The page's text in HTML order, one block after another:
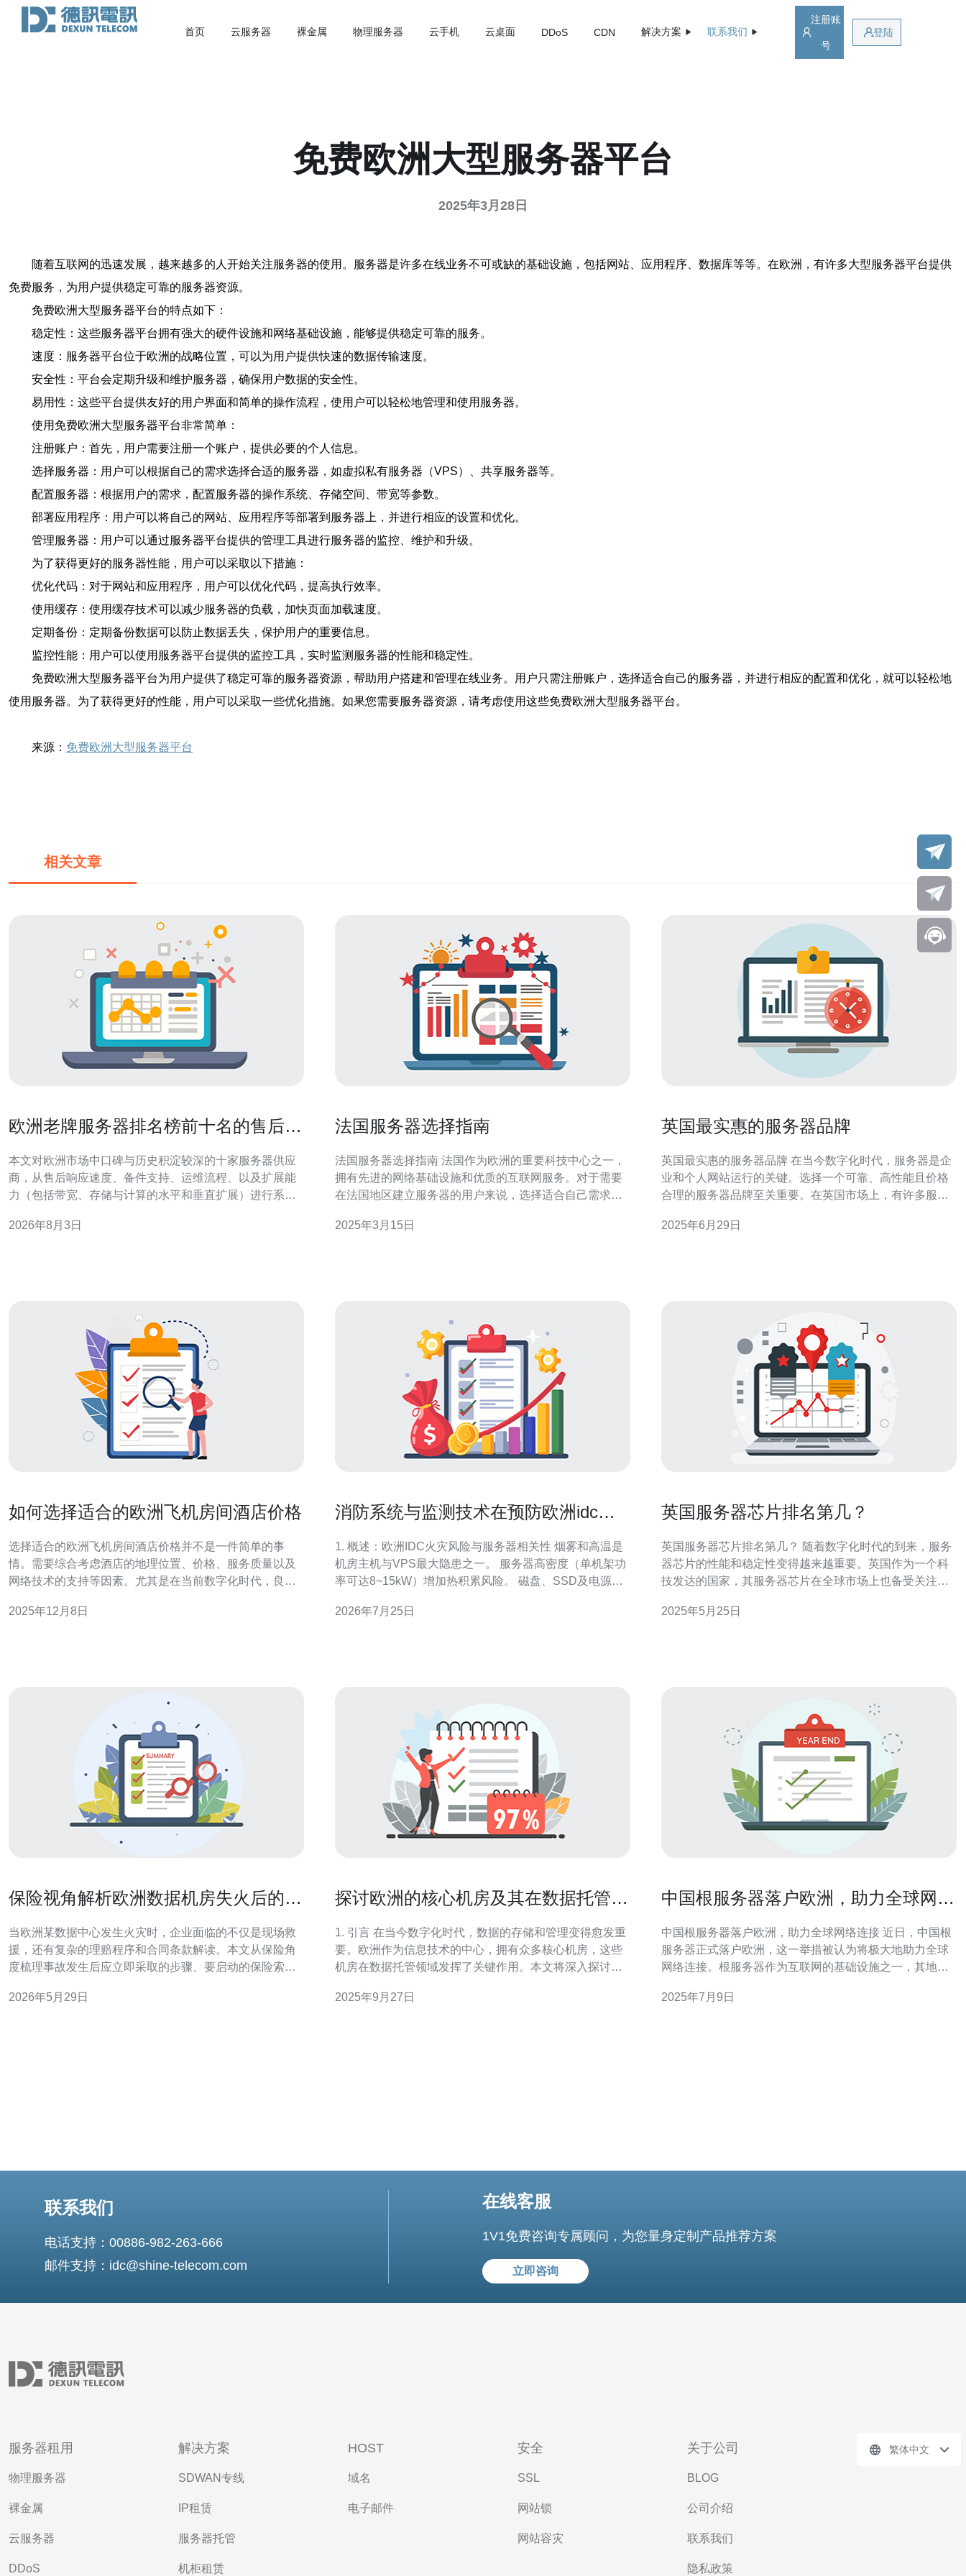
首页 云服务器 裸金属 物理服务器 云手机 云桌面 DDoS CDN 解决方案 联系我们
注册账
号
登陆
免费欧洲大型服务器平台
2025年3月28日
随着互联网的迅速发展，越来越多的人开始关注服务器的使用。服务器是许多在线业务不可或缺的基础设施，包括网站、应用程序、数据库等等。在欧洲，有许多大型服务器平台提供
免费服务，为用户提供稳定可靠的服务器资源。
免费欧洲大型服务器平台的特点如下：
稳定性：这些服务器平台拥有强大的硬件设施和网络基础设施，能够提供稳定可靠的服务。
速度：服务器平台位于欧洲的战略位置，可以为用户提供快速的数据传输速度。
安全性：平台会定期升级和维护服务器，确保用户数据的安全性。
易用性：这些平台提供友好的用户界面和简单的操作流程，使用户可以轻松地管理和使用服务器。
使用免费欧洲大型服务器平台非常简单：
注册账户：首先，用户需要注册一个账户，提供必要的个人信息。
选择服务器：用户可以根据自己的需求选择合适的服务器，如虚拟私有服务器（VPS）、共享服务器等。
配置服务器：根据用户的需求，配置服务器的操作系统、存储空间、带宽等参数。
部署应用程序：用户可以将自己的网站、应用程序等部署到服务器上，并进行相应的设置和优化。
管理服务器：用户可以通过服务器平台提供的管理工具进行服务器的监控、维护和升级。
为了获得更好的服务器性能，用户可以采取以下措施：
优化代码：对于网站和应用程序，用户可以优化代码，提高执行效率。
使用缓存：使用缓存技术可以减少服务器的负载，加快页面加载速度。
定期备份：定期备份数据可以防止数据丢失，保护用户的重要信息。
监控性能：用户可以使用服务器平台提供的监控工具，实时监测服务器的性能和稳定性。
免费欧洲大型服务器平台为用户提供了稳定可靠的服务器资源，帮助用户搭建和管理在线业务。用户只需注册账户，选择适合自己的服务器，并进行相应的配置和优化，就可以轻松地
使用服务器。为了获得更好的性能，用户可以采取一些优化措施。如果您需要服务器资源，请考虑使用这些免费欧洲大型服务器平台。
来源： 免费欧洲大型服务器平台
相关文章
欧洲老牌服务器排名榜前十名的售后与
本文对欧洲市场中口碑与历史积淀较深的十家服务器供应
商，从售后响应速度、备件支持、运维流程、以及扩展能
力（包括带宽、存储与计算的水平和垂直扩展）进行系统
建议，便于根据业务需求作出选择。 哪些服务项构成了服
2026年8月3日
法国服务器选择指南
法国服务器选择指南 法国作为欧洲的重要科技中心之一，
拥有先进的网络基础设施和优质的互联网服务。对于需要
在法国地区建立服务器的用户来说，选择适合自己需求的
的因素，帮助您在法国选择合适的服务器。 首先，您需要
2025年3月15日
英国最实惠的服务器品牌
英国最实惠的服务器品牌 在当今数字化时代，服务器是企
业和个人网站运行的关键。选择一个可靠、高性能且价格
合理的服务器品牌至关重要。在英国市场上，有许多服务
绍英国最实惠的服务器品牌。 X公司是英国知名的服务器
2025年6月29日
如何选择适合的欧洲飞机房间酒店价格
选择适合的欧洲飞机房间酒店价格并不是一件简单的事
情。需要综合考虑酒店的地理位置、价格、服务质量以及
网络技术的支持等因素。尤其是在当前数字化时代，良好
的便利和保障。本文将为您详细解析如何选择合适的酒
2025年12月8日
消防系统与监测技术在预防欧洲idc数
1. 概述：欧洲IDC火灾风险与服务器相关性 烟雾和高温是
机房主机与VPS最大隐患之一。 服务器高密度（单机架功
率可达8~15kW）增加热积累风险。 磁盘、SSD及电源故
DDoS防护在火灾造成路由中断时也可能失效，影响主机
2026年7月25日
英国服务器芯片排名第几？
英国服务器芯片排名第几？ 随着数字化时代的到来，服务
器芯片的性能和稳定性变得越来越重要。英国作为一个科
技发达的国家，其服务器芯片在全球市场上也备受关注。
晓答案。 根据最新的研究数据显示，英国的服务器芯片在
2025年5月25日
保险视角解析欧洲数据机房失火后的索
当欧洲某数据中心发生火灾时，企业面临的不仅是现场救
援，还有复杂的理赔程序和合同条款解读。本文从保险角
度梳理事故发生后应立即采取的步骤、要启动的保险索赔
必须关注的关键条款，帮助风险管理者和财务团队在最短
2026年5月29日
探讨欧洲的核心机房及其在数据托管中
1. 引言 在当今数字化时代，数据的存储和管理变得愈发重
要。欧洲作为信息技术的中心，拥有众多核心机房，这些
机房在数据托管领域发挥了关键作用。本文将深入探讨欧
心机房的定义 核心机房是指具备高安全性、高可用性和高
2025年9月27日
中国根服务器落户欧洲，助力全球网络
中国根服务器落户欧洲，助力全球网络连接 近日，中国根
服务器正式落户欧洲，这一举措被认为将极大地助力全球
网络连接。根服务器作为互联网的基础设施之一，其地理
务器落户欧洲的消息引起了业界的广泛关注。作为全球最
2025年7月9日
联系我们
电话支持：00886-982-263-666
邮件支持：idc@shine-telecom.com
在线客服
1V1免费咨询专属顾问，为您量身定制产品推荐方案
立即咨询
服务器租用
物理服务器
裸金属
云服务器
DDoS
解决方案
SDWAN专线
IP租赁
服务器托管
机柜租赁
HOST
域名
电子邮件
安全
SSL
网站锁
网站容灾
关于公司
BLOG
公司介绍
联系我们
隐私政策
繁体中文